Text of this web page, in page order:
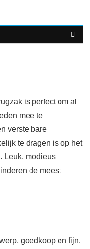
is perfect om al
mee te
verstelbare
te dragen is op het
Leuk, modieus
de meest
goedkoop en fijn.